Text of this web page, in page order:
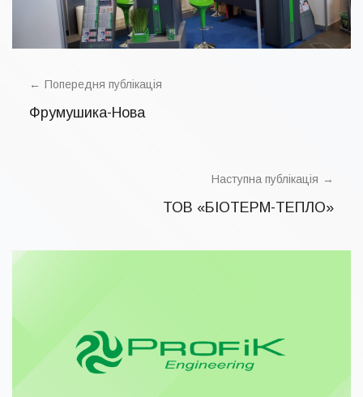
POST
NAVIGATION
Попередня публікація
Фрумушика-Нова
Наступна публікація
ТОВ «БІОТЕРМ-ТЕПЛО»